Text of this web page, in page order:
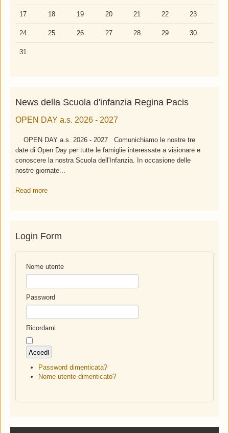
17 18 19 20 21 22 23
24 25 26 27 28 29 30
31
News della Scuola d'infanzia Regina Pacis
OPEN DAY a.s. 2026 - 2027
OPEN DAY a.s. 2026 - 2027 Comunichiamo le nostre tre
date di Open Day per tutte le famiglie interessate a visionare e
conoscere la nostra Scuola dell'Infanzia. In occasione delle
nostre giornate...
Read more
Login Form
Nome utente
Password
Ricordami
Password dimenticata?
Nome utente dimenticato?